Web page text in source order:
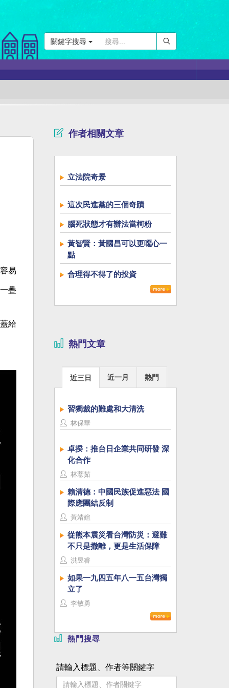
關鍵字搜尋
易
疊
給
作者相關文章
立法院奇景
這次民進黨的三個奇蹟
腦死狀態才有辦法當柯粉
黃智賢：黃國昌可以更噁心一
點
合理得不得了的投資
熱門文章
近三日 近一月 熱門
習獨裁的難處和大清洗
林保華
卓揆：推台日企業共同研發 深
化合作
林薏茹
賴清德：中國民族促進惡法 國
際應團結反制
黃靖媗
從熊本震災看台灣防災：避難
不只是撤離，更是生活保障
洪昱睿
如果一九四五年八一五台灣獨
立了
李敏勇
熱門搜尋
請輸入標題、作者等關鍵字